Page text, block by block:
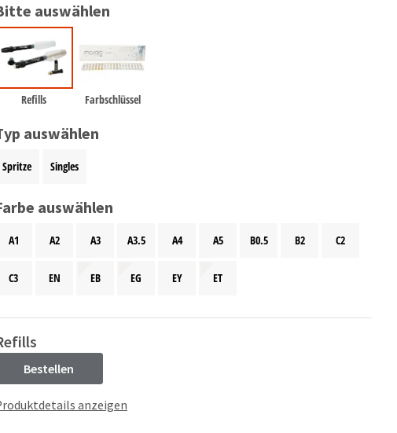
auswählen
Refills Farbschlüssel
auswählen
Spritze Singles
auswählen
A1 A2 A3 A3.5 A4 A5 B0.5 B2 C2
C3 EN EB EG EY ET
Bestellen
anzeigen